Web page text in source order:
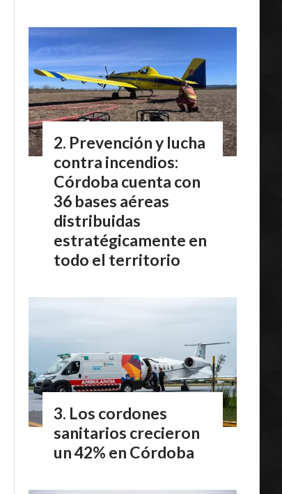
Prevención y lucha
contra incendios:
Córdoba cuenta con
36 bases aéreas
distribuidas
estratégicamente en
todo el territorio
Los cordones
sanitarios crecieron
un 42% en Córdoba